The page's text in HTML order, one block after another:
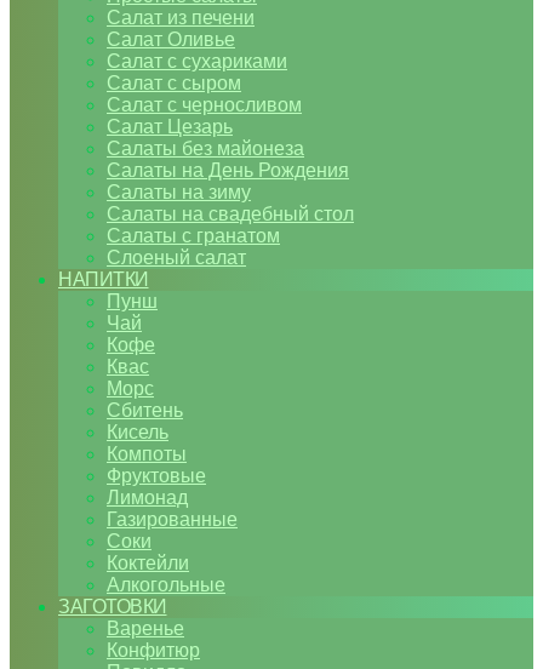
Салат из печени
Салат Оливье
Салат с сухариками
Салат с сыром
Салат с черносливом
Салат Цезарь
Салаты без майонеза
Салаты на День Рождения
Салаты на зиму
Салаты на свадебный стол
Салаты с гранатом
Слоеный салат
НАПИТКИ
Пунш
Чай
Кофе
Квас
Морс
Сбитень
Кисель
Компоты
Фруктовые
Лимонад
Газированные
Соки
Коктейли
Алкогольные
ЗАГОТОВКИ
Варенье
Конфитюр